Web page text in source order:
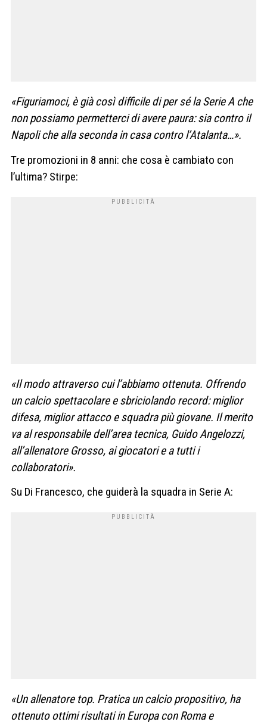
«Figuriamoci, è già così difficile di per sé la Serie A che
non possiamo permetterci di avere paura: sia contro il
Napoli che alla seconda in casa contro l’Atalanta…».
Tre promozioni in 8 anni: che cosa è cambiato con
l’ultima? Stirpe:
«Il modo attraverso cui l’abbiamo ottenuta. Offrendo
un calcio spettacolare e sbriciolando record: miglior
difesa, miglior attacco e squadra più giovane. Il merito
va al responsabile dell’area tecnica, Guido Angelozzi,
all’allenatore Grosso, ai giocatori e a tutti i
collaboratori».
Su Di Francesco, che guiderà la squadra in Serie A:
«Un allenatore top. Pratica un calcio propositivo, ha
ottenuto ottimi risultati in Europa con Roma e